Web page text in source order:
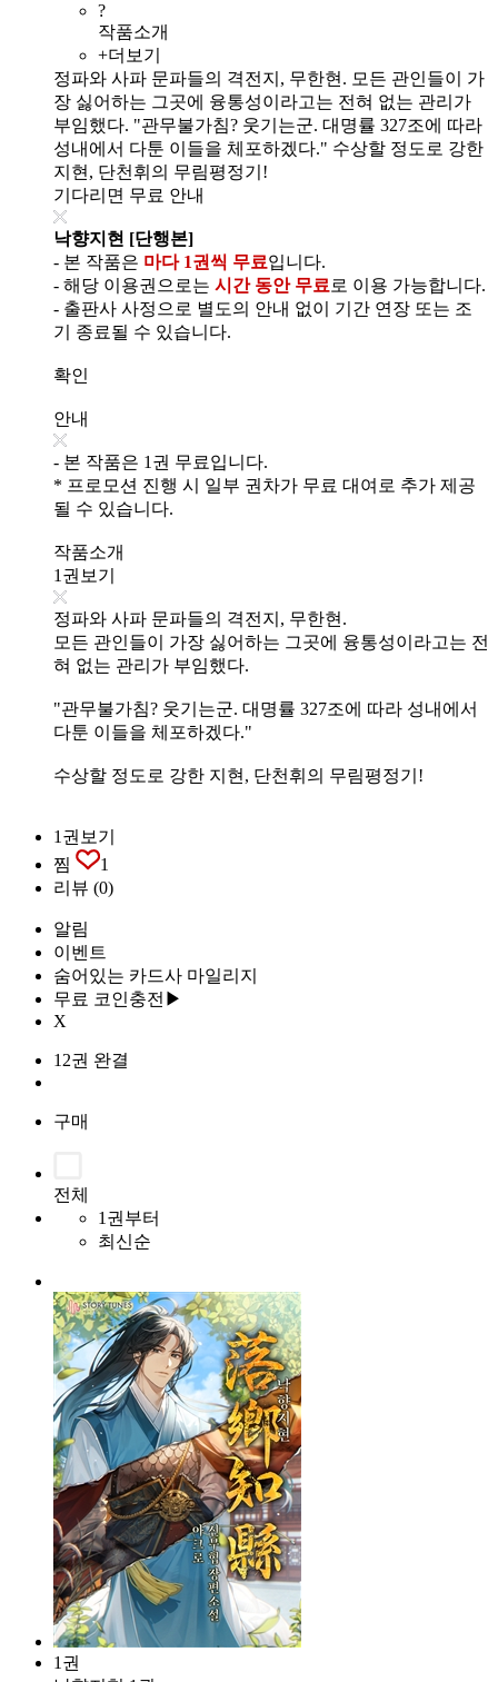
?
작품소개
+더보기
정파와 사파 문파들의 격전지, 무한현. 모든 관인들이 가
장 싫어하는 그곳에 융통성이라고는 전혀 없는 관리가
부임했다. "관무불가침? 웃기는군. 대명률 327조에 따라
성내에서 다툰 이들을 체포하겠다." 수상할 정도로 강한
지현, 단천휘의 무림평정기!
기다리면 무료 안내
낙향지현 [단행본]
- 본 작품은 마다 1권씩 무료입니다.
- 해당 이용권으로는 시간 동안 무료 로 이용 가능합니다.
- 출판사 사정으로 별도의 안내 없이 기간 연장 또는 조
기 종료될 수 있습니다.
확인
안내
- 본 작품은 1권 무료입니다.
* 프로모션 진행 시 일부 권차가 무료 대여로 추가 제공
될 수 있습니다.
작품소개
1권보기
정파와 사파 문파들의 격전지, 무한현.
모든 관인들이 가장 싫어하는 그곳에 융통성이라고는 전
혀 없는 관리가 부임했다.
"관무불가침? 웃기는군. 대명률 327조에 따라 성내에서
다툰 이들을 체포하겠다."
수상할 정도로 강한 지현, 단천휘의 무림평정기!
1권보기
찜
1
리뷰 (0)
알림
이벤트
숨어있는 카드사 마일리지
무료 코인충전▶
X
12권 완결
구매
전체
1권부터
최신순
1권